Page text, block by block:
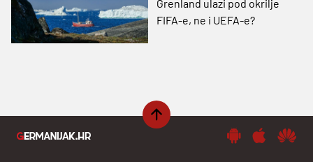
Grenland ulazi pod okrilje
FIFA-e, ne i UEFA-e?